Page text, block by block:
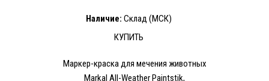
Наличие: Склад (МСК)
КУПИТЬ
Маркер-краска для мечения животных
Markal All-Weather Paintstik,